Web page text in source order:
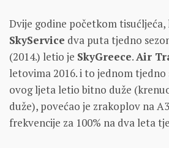
Dvije godine početkom tisućljeća,
SkyService dva puta tjedno
(2014.) letio je SkyGreece. Air
letovima 2016. i to jednom tjedno
ovog ljeta letio bitno duže
duže), povećao je zrakoplov na
frekvencije za 100% na dva leta